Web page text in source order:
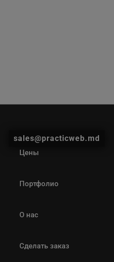
sales@practicweb.md
Цены
Портфолио
О нас
Сделать заказ